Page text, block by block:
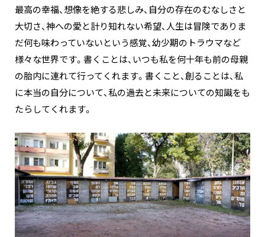
最高の幸福、想像を絶する悲しみ、自分の存在のむなしさと
大切さ、神への愛と計り知れない希望、人生は冒険でありま
だ何も味わっていないという感覚、幼少期のトラウマなど
様々な世界です。書くことは、いつも私を何十年も前の母親
の胎内に連れて行ってくれます。書くこと、創ることは、私
に本当の自分について、私の過去と未来についての知識をも
たらしてくれます。